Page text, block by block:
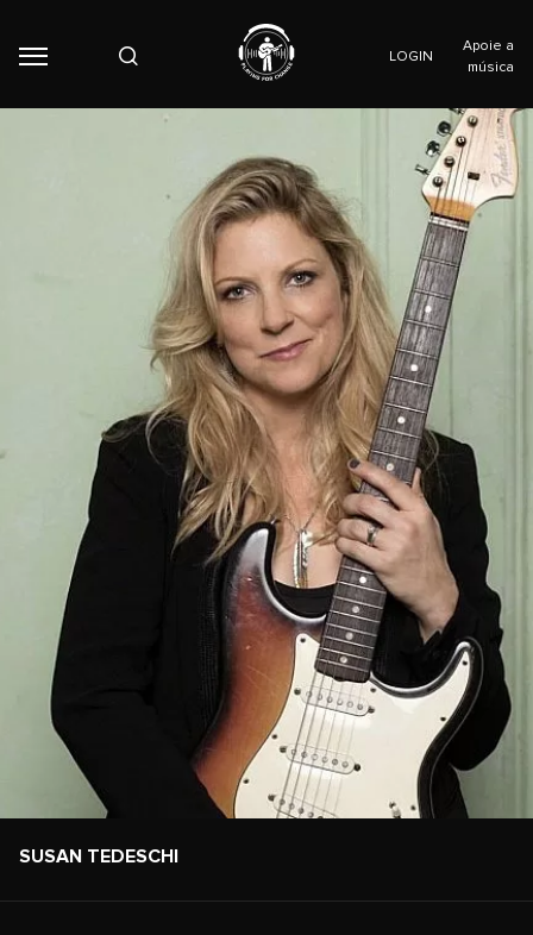
LOGIN
Apoie a
música
SUSAN TEDESCHI